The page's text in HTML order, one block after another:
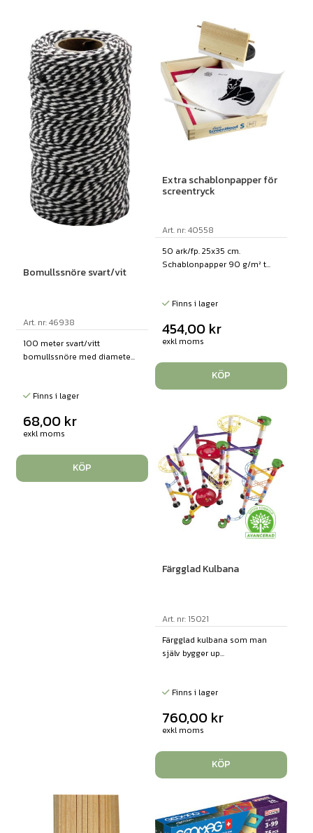
Bomullssnöre svart/vit
Art. nr: 46938
100 meter svart/vitt
bomullssnöre med diamete...
Finns i lager
68,00 kr
exkl moms
KÖP
Extra schablonpapper för
screentryck
Art. nr: 40558
50 ark/fp. 25x35 cm.
Schablonpapper 90 g/m² t...
Finns i lager
454,00 kr
exkl moms
KÖP
Färgglad Kulbana
Art. nr: 15021
Färgglad kulbana som man
själv bygger up...
Finns i lager
760,00 kr
exkl moms
KÖP